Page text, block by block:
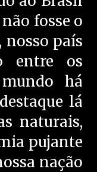
fosse o
nosso país
entre os
há
lá
naturais,
pujante
nação